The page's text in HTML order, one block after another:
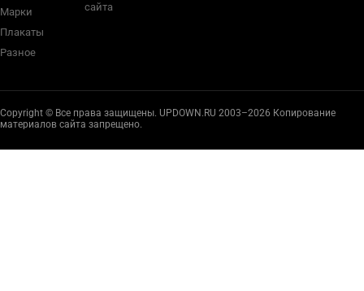
Марки
Плакаты
Разное
сайта
Copyright © Все права защищены. UPDOWN.RU 2003–2026 Копирование
материалов сайта запрещено.